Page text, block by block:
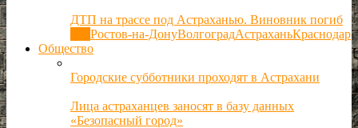
ДТП на трассе под Астраханью. Виновник погиб
Ростов-на-ДонуВолгоградАстраханьКраснодар
Общество
Городские субботники проходят в Астрахани
Лица астраханцев заносят в базу данных
«Безопасный город»